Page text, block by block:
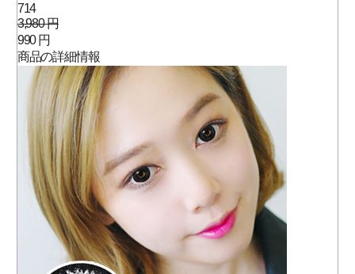
714
3,980 円
990 円
商品の詳細情報